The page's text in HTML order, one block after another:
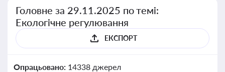
Головне за 29.11.2025 по темі:
Екологічне регулювання
ЕКСПОРТ
Опрацьовано: 14338 джерел